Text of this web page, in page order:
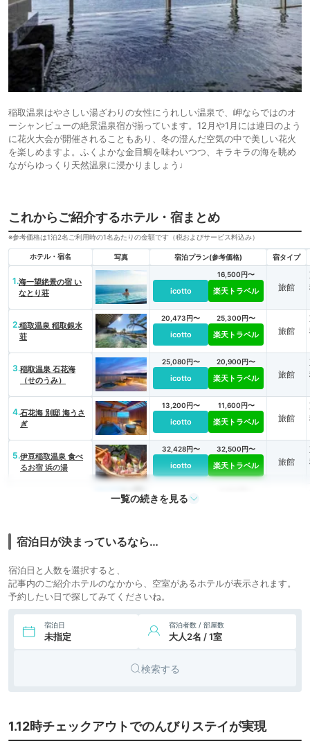
稲取温泉はやさしい湯ざわりの女性にうれしい温泉で、岬ならではのオ
ーシャンビューの絶景温泉宿が揃っています。12月や1月には連日のよう
に花火大会が開催されることもあり、冬の澄んだ空気の中で美しい花火
を楽しめますよ。ふくよかな金目鯛を味わいつつ、キラキラの海を眺め
ながらゆっくり天然温泉に浸かりましょう♩
これからご紹介するホテル・宿まとめ
※参考価格は1泊2名ご利用時の1名あたりの金額です（税およびサービス料込み）
ホテル・宿名 写真 宿泊プラン(参考価格) 宿タイプ
1.海一望絶景の宿 い
なとり荘
icotto
16,500円〜
楽天トラベル 旅館
2.稲取温泉 稲取銀水
荘
20,473円〜
icotto
25,300円〜
楽天トラベル 旅館
3.稲取温泉 石花海
（せのうみ）
25,080円〜
icotto
20,900円〜
楽天トラベル 旅館
4.石花海 別邸 海うさ
ぎ
13,200円〜
icotto
11,600円〜
楽天トラベル 旅館
5.伊豆稲取温泉 食べ
るお宿 浜の湯
32,428円〜
icotto
32,500円〜
楽天トラベル 旅館
7.心湯の宿 SAZANA
8.稲取東海ホテル湯苑 旅館
一覧の続きを見る
宿泊日が決まっているなら…
宿泊日と人数を選択すると、
記事内のご紹介ホテルのなかから、空室があるホテルが表示されます。
予約したい日で探してみてくださいね。
宿泊日
未指定
宿泊者数 / 部屋数
大人2名 / 1室
検索する
1.12時チェックアウトでのんびりステイが実現